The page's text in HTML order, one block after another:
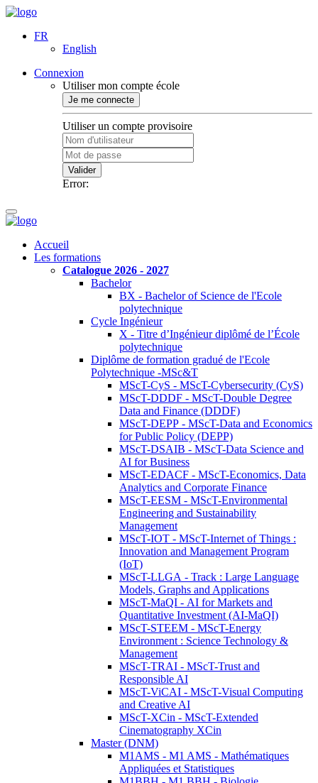
FR
English
Connexion
Utiliser mon compte école
Je me connecte
Utiliser un compte provisoire
Valider
Error:
Accueil
Les formations
Catalogue 2026 - 2027
Bachelor
BX - Bachelor of Science de l'Ecole
polytechnique
Cycle Ingénieur
X - Titre d’Ingénieur diplômé de l’École
polytechnique
Diplôme de formation gradué de l'Ecole
Polytechnique -MSc&T
MScT-CyS - MScT-Cybersecurity (CyS)
MScT-DDDF - MScT-Double Degree
Data and Finance (DDDF)
MScT-DEPP - MScT-Data and Economics
for Public Policy (DEPP)
MScT-DSAIB - MScT-Data Science and
AI for Business
MScT-EDACF - MScT-Economics, Data
Analytics and Corporate Finance
MScT-EESM - MScT-Environmental
Engineering and Sustainability
Management
MScT-IOT - MScT-Internet of Things :
Innovation and Management Program
(IoT)
MScT-LLGA - Track : Large Language
Models, Graphs and Applications
MScT-MaQI - AI for Markets and
Quantitative Investment (AI-MaQI)
MScT-STEEM - MScT-Energy
Environment : Science Technology &
Management
MScT-TRAI - MScT-Trust and
Responsible AI
MScT-ViCAI - MScT-Visual Computing
and Creative AI
MScT-XCin - MScT-Extended
Cinematography XCin
Master (DNM)
M1AMS - M1 AMS - Mathématiques
Appliquées et Statistiques